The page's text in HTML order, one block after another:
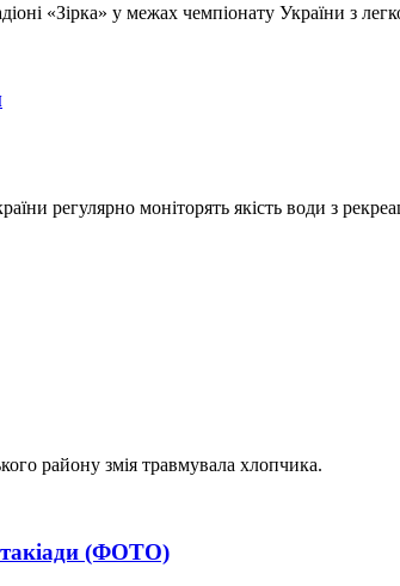
«Зірка» у межах чемпіонату України з
регулярно моніторять якість води з
району змія травмувала хлопчика.
(ФОТО)